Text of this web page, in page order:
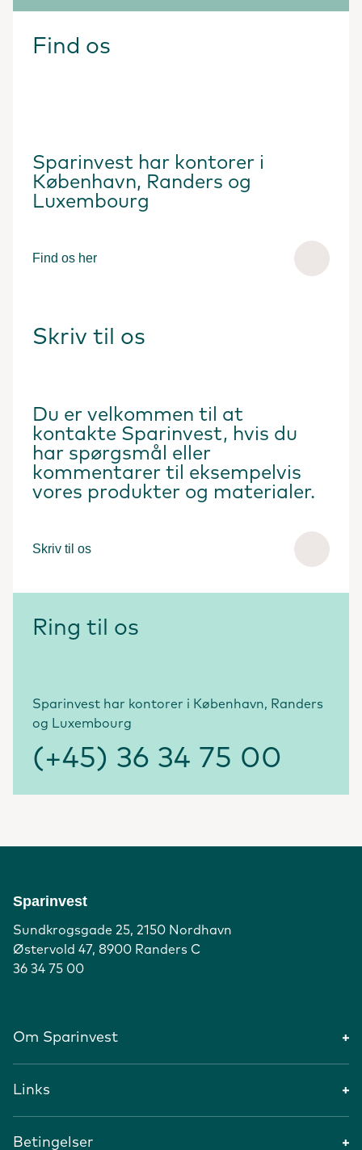
Find os
Sparinvest har kontorer i
København, Randers og
Luxembourg
Find os her
Skriv til os
Du er velkommen til at
kontakte Sparinvest, hvis du
har spørgsmål eller
kommentarer til eksempelvis
vores produkter og materialer.
Skriv til os
Ring til os
Sparinvest har kontorer i København, Randers
og Luxembourg
(+45) 36 34 75 00
Sparinvest
Sundkrogsgade 25, 2150 Nordhavn
Østervold 47, 8900 Randers C
36 34 75 00
Om Sparinvest
Links
Betingelser